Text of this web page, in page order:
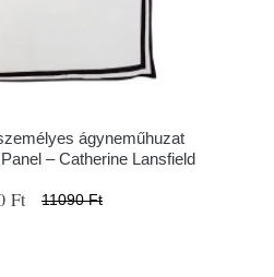
ágyneműhuzat
– Catherine Lansfield
Ft 11090 Ft